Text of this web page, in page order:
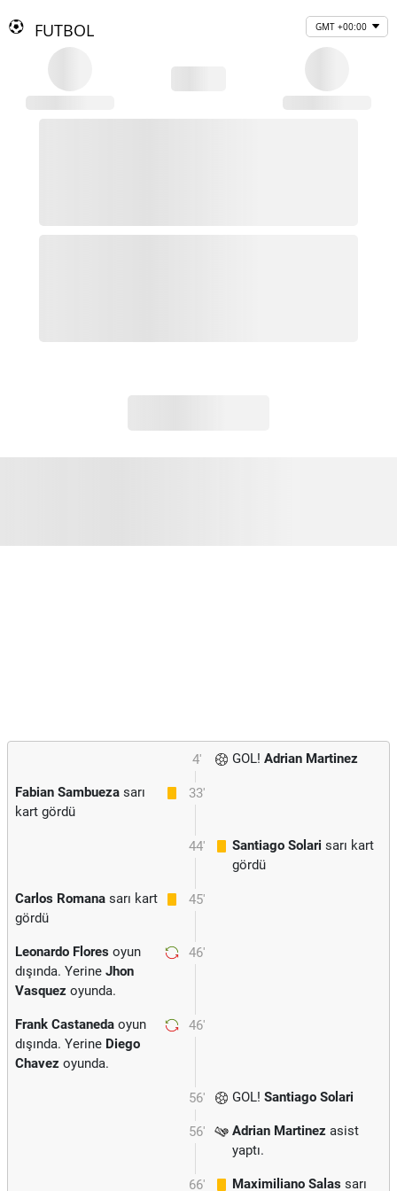
FUTBOL GMT +00:00
4' GOL! Adrian Martinez
33'
Fabian Sambueza sarı
kart gördü
44' Santiago Solari sarı kart
gördü
45'
Carlos Romana sarı kart
gördü
46'
Leonardo Flores oyun
dışında. Yerine Jhon
Vasquez oyunda.
46'
Frank Castaneda oyun
dışında. Yerine Diego
Chavez oyunda.
56' GOL! Santiago Solari
56' Adrian Martinez asist
yaptı.
66' Maximiliano Salas sarı